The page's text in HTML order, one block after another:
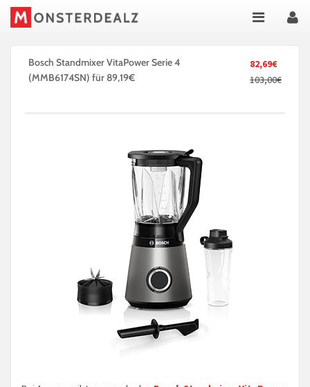
82,69€
103,00€
Bosch Standmixer VitaPower Serie 4
(MMB6174SN) für 89,19€